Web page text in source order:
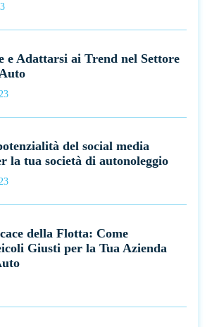
e Adattarsi ai Trend nel Settore
del social media
la tua società di autonoleggio
della Flotta: Come
Giusti per la Tua Azienda